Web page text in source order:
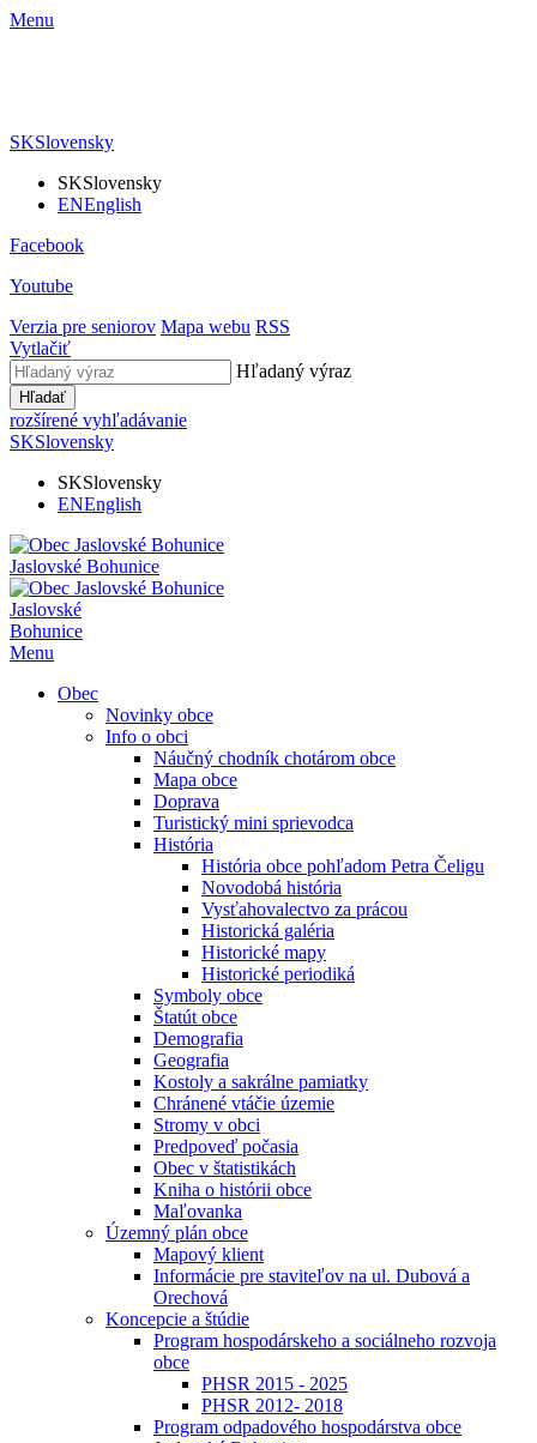
Menu
SKSlovensky
SKSlovensky
ENEnglish
Facebook
Youtube
Verzia pre seniorov Mapa webu RSS
Vytlačiť
Hľadaný výraz
Hľadať
rozšírené vyhľadávanie
SKSlovensky
SKSlovensky
ENEnglish
Jaslovské Bohunice
Jaslovské
Bohunice
Menu
Obec
Novinky obce
Info o obci
Náučný chodník chotárom obce
Mapa obce
Doprava
Turistický mini sprievodca
História
História obce pohľadom Petra Čeligu
Novodobá história
Vysťahovalectvo za prácou
Historická galéria
Historické mapy
Historické periodiká
Symboly obce
Štatút obce
Demografia
Geografia
Kostoly a sakrálne pamiatky
Chránené vtáčie územie
Stromy v obci
Predpoveď počasia
Obec v štatistikách
Kniha o histórii obce
Maľovanka
Územný plán obce
Mapový klient
Informácie pre staviteľov na ul. Dubová a
Orechová
Koncepcie a štúdie
Program hospodárskeho a sociálneho rozvoja
obce
PHSR 2015 - 2025
PHSR 2012- 2018
Program odpadového hospodárstva obce